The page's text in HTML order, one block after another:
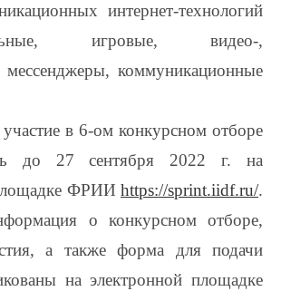
интернет-технологий
игровые, видео-,
мессенджеры, коммуникационные
в 6-ом конкурсном отборе
до 27 сентября 2022 г. на
ФРИИ https://sprint.iidf.ru/.
о конкурсном отборе,
а также форма для подачи
на электронной площадке